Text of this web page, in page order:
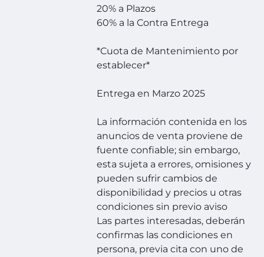
20% a Plazos
60% a la Contra Entrega
*Cuota de Mantenimiento por
establecer*
Entrega en Marzo 2025
La información contenida en los
anuncios de venta proviene de
fuente confiable; sin embargo,
esta sujeta a errores, omisiones y
pueden sufrir cambios de
disponibilidad y precios u otras
condiciones sin previo aviso
Las partes interesadas, deberán
confirmas las condiciones en
persona, previa cita con uno de